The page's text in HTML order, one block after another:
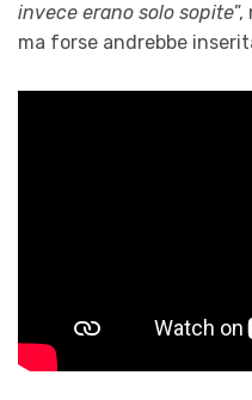
invece erano solo sopite
ma forse andrebbe